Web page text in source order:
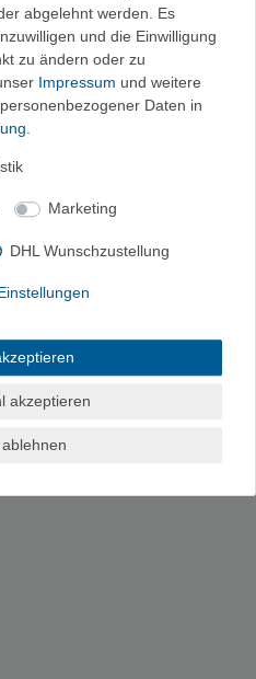
vorhanden.
contactus
abgelehnt werden. Es
und die Einwilligung
zu ändern oder zu
Impressum und weitere
Daten in
Marketing
DHL Wunschzustellung
akzeptieren